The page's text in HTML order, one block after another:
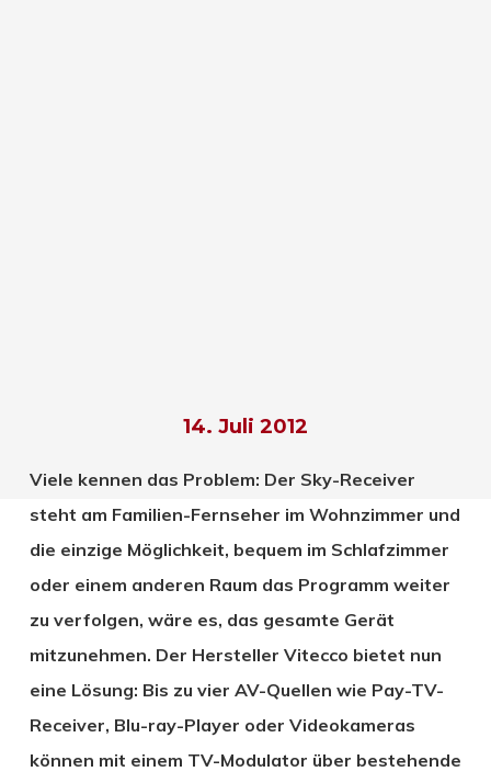
14. Juli 2012
Viele kennen das Problem: Der Sky-Receiver
steht am Familien-Fernseher im Wohnzimmer und
die einzige Möglichkeit, bequem im Schlafzimmer
oder einem anderen Raum das Programm weiter
zu verfolgen, wäre es, das gesamte Gerät
mitzunehmen. Der Hersteller Vitecco bietet nun
eine Lösung: Bis zu vier AV-Quellen wie Pay-TV-
Receiver, Blu-ray-Player oder Videokameras
können mit einem TV-Modulator über bestehende